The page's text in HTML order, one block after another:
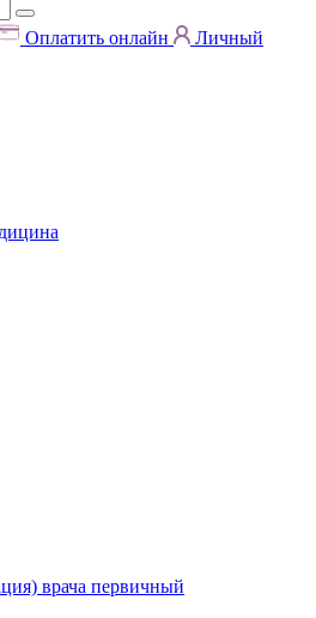
Оплатить онлайн
Личный
врача первичный